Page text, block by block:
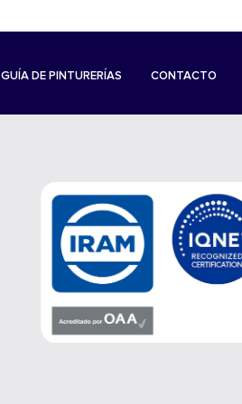
GUÍA DE PINTURERÍAS CONTACTO